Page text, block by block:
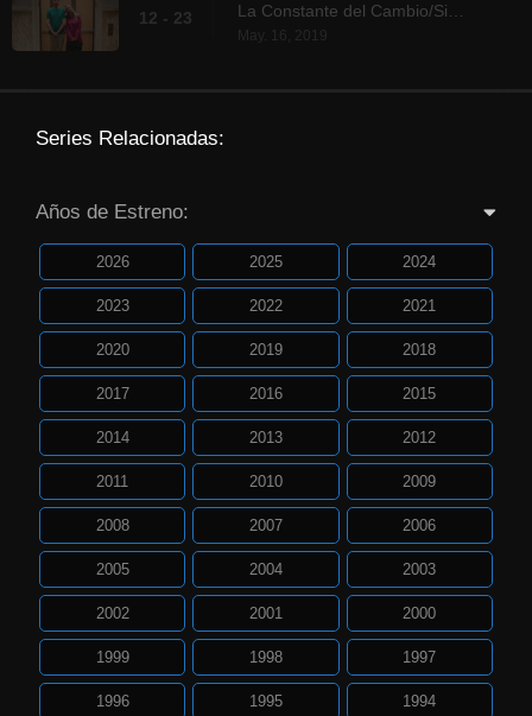
12 - 23 La Constante del Cambio/Sindrome de Estocolmo
May. 16, 2019
Series Relacionadas:
Años de Estreno:
2026 2025 2024
2023 2022 2021
2020 2019 2018
2017 2016 2015
2014 2013 2012
2011 2010 2009
2008 2007 2006
2005 2004 2003
2002 2001 2000
1999 1998 1997
1996 1995 1994